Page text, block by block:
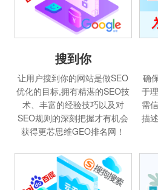
搜到你
让用户搜到你的网站是做SEO
优化的目标,拥有精湛的SEO技
术、丰富的经验技巧以及对
SEO规则的深刻把握才有机会
获得更芯思维GEO排名网！
确
于
需
描